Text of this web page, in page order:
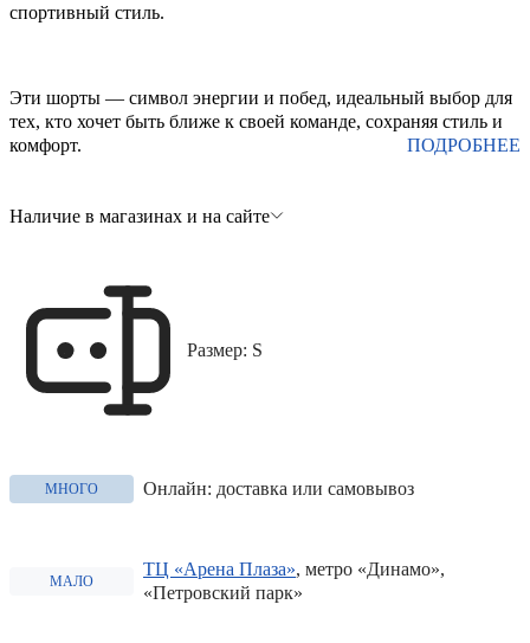
спортивный стиль.
Эти шорты — символ энергии и побед, идеальный выбор для
тех, кто хочет быть ближе к своей команде, сохраняя стиль и
комфорт.
ПОДРОБНЕЕ
Наличие в магазинах и на сайте
Размер: S
МНОГО Онлайн: доставка или самовывоз
МАЛО
ТЦ «Арена Плаза», метро «Динамо»,
«Петровский парк»